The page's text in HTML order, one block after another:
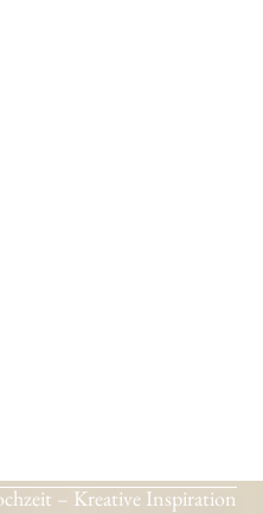
– Kreative Inspiration